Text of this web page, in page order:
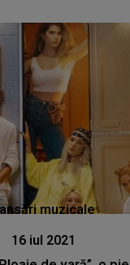
muzicale
16 iul 2021